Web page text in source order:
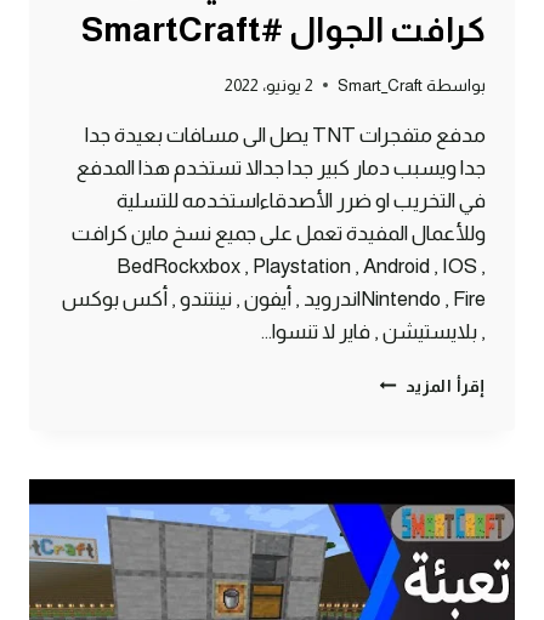
كرافت الجوال #SmartCraft
بواسطة Smart_Craft 2 يونيو، 2022
مدفع متفجرات TNT يصل الى مسافات بعيدة جدا
جدا ويسبب دمار كبير جدا جدالا تستخدم هذا المدفع
في التخريب او ضرر الأصدقاءاستخدمه للتسلية
وللأعمال المفيدة تعمل على جميع نسخ ماين كرافت
BedRockxbox , Playstation , Android , IOS ,
Nintendo , Fireاندرويد , أيفون , نينتندو , أكس بوكس
, بلايستيشن , فاير لا تنسوا…
إقرأ المزيد أقوى
يصل
لمسافات
بعيدة
في
ماين
كرافت